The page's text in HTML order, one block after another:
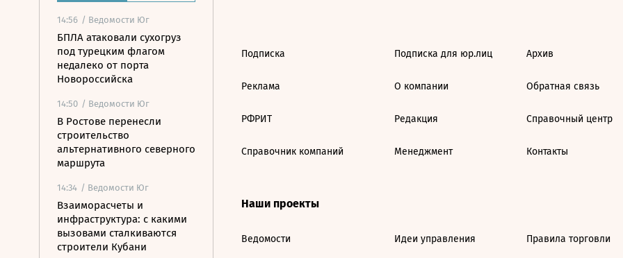
14:56 / Ведомости Юг
БПЛА атаковали сухогруз
под турецким флагом
недалеко от порта
Новороссийска
14:50 / Ведомости Юг
В Ростове перенесли
строительство
альтернативного северного
маршрута
14:34 / Ведомости Юг
Взаиморасчеты и
инфраструктура: с какими
вызовами сталкиваются
строители Кубани
Подписка
Реклама
РФРИТ
Справочник компаний
Подписка для юр.лиц
О компании
Редакция
Менеджмент
Архив
Обратная связь
Справочный центр
Контакты
Наши проекты
Ведомости Идеи управления Правила торговли